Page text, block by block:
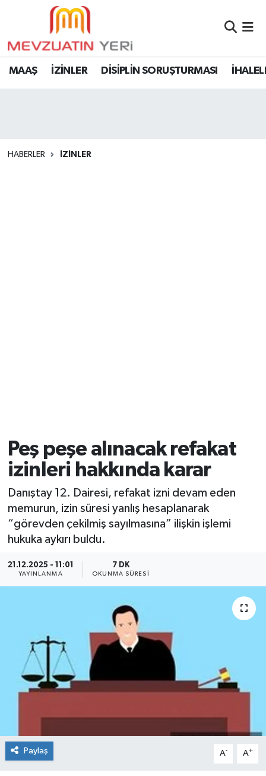
MAAŞ İZİNLER DİSİPLİN SORUŞTURMASI
HABERLER İZİNLER
Peş peşe alınacak refakat
izinleri hakkında karar
Danıştay 12. Dairesi, refakat izni devam eden
memurun, izin süresi yanlış hesaplanarak
“görevden çekilmiş sayılmasına” ilişkin işlemi
hukuka aykırı buldu.
21.12.2025 - 11:01
YAYINLANMA
7 DK
OKUNMA SÜRESI
Paylaş A- A+